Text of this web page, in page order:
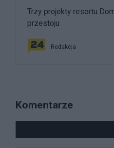
Trzy projekty resortu
przestoju
Redakcja
Komentarze